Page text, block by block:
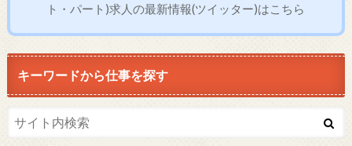
ト・パート)求人の最新情報(ツイッター)はこちら
キーワードから仕事を探す